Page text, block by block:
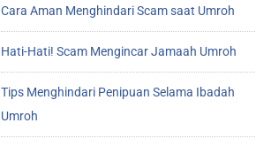
Cara Aman Menghindari Scam saat Umroh
Hati-Hati! Scam Mengincar Jamaah Umroh
Tips Menghindari Penipuan Selama Ibadah
Umroh